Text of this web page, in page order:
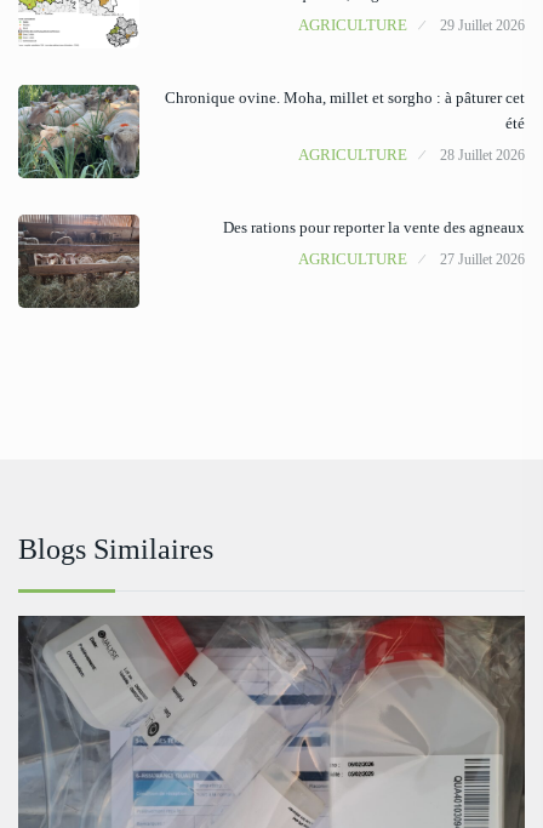
AGRICULTURE
29 Juillet 2026
Chronique ovine. Moha, millet et sorgho : à pâturer cet
été
AGRICULTURE
28 Juillet 2026
Des rations pour reporter la vente des agneaux
AGRICULTURE
27 Juillet 2026
Blogs Similaires